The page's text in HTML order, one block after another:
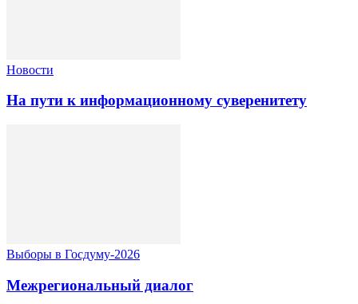
Новости
На пути к информационному суверенитету
Выборы в Госдуму-2026
Межрегиональный диалог